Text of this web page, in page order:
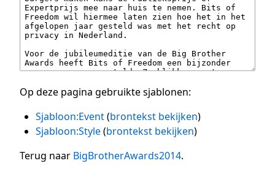
Op deze pagina gebruikte sjablonen:
Sjabloon:Event(brontekst bekijken)
Sjabloon:Style(brontekst bekijken)
Terug naar BigBrotherAwards2014.